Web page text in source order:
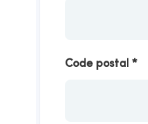
Code postal *